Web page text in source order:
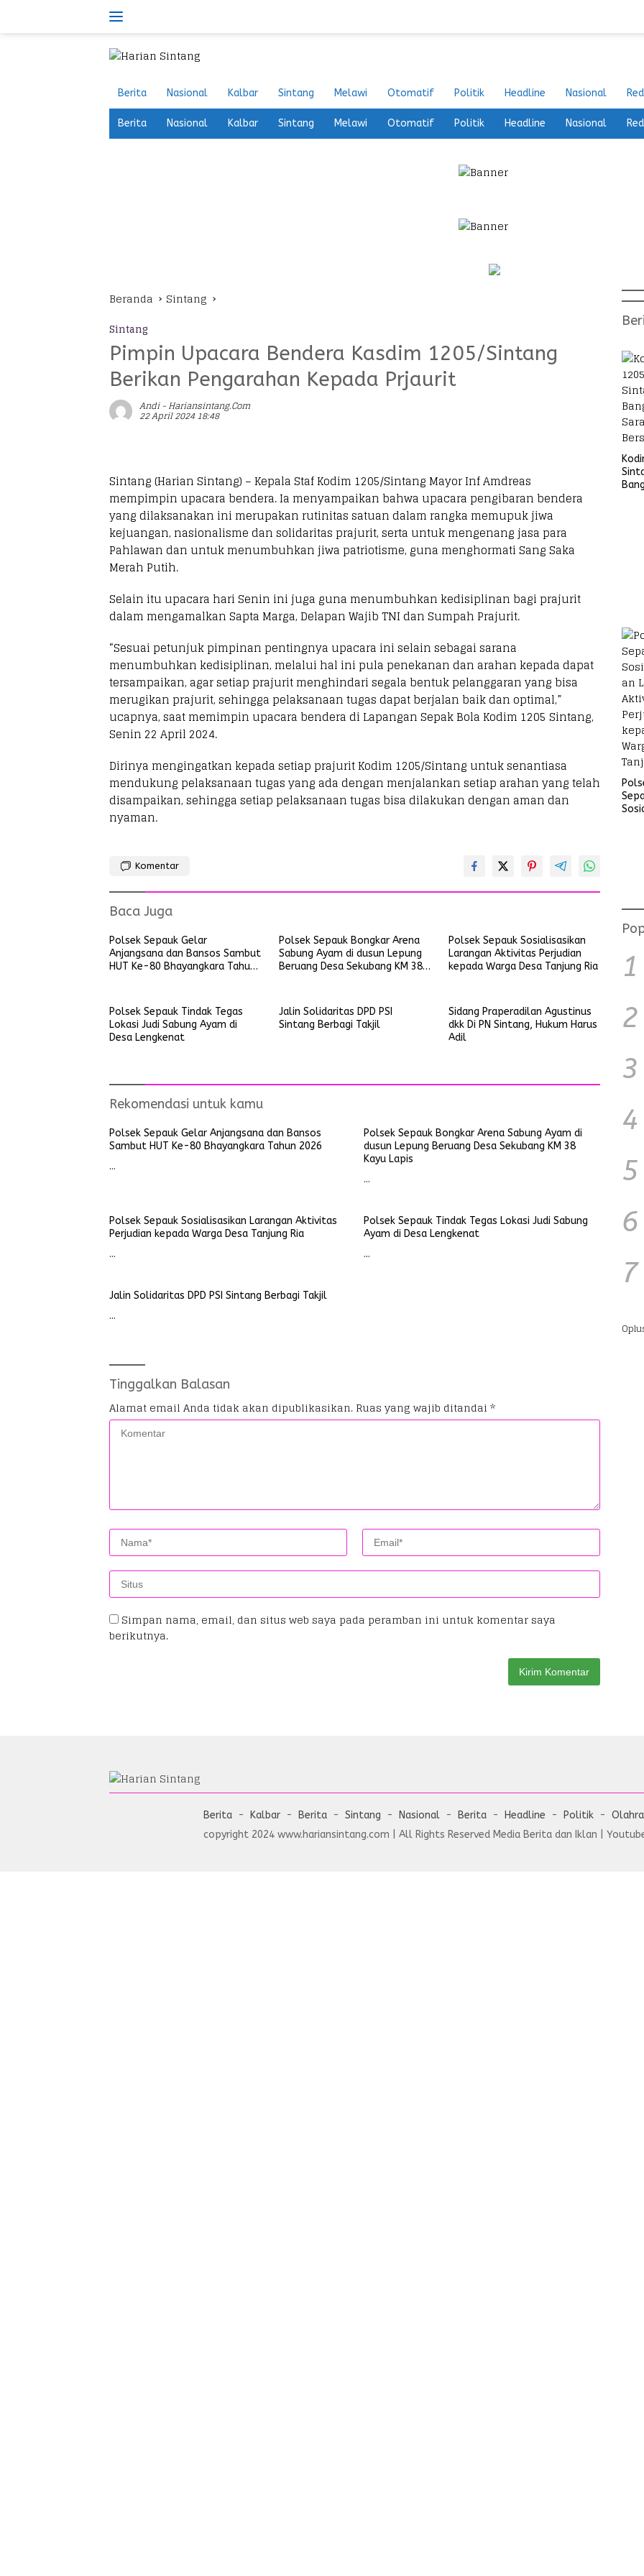
Berita Nasional Kalbar Sintang Melawi Otomatif Politik Headline Nasional
Berita Nasional Kalbar Sintang Melawi Otomatif Politik Headline Nasional
Beranda Sintang
Sintang
Pimpin Upacara Bendera Kasdim 1205/Sintang
Berikan Pengarahan Kepada Prjaurit
Andi - Hariansintang.com
22 April 2024 18:48
Sintang (Harian Sintang) – Kepala Staf Kodim 1205/Sintang Mayor Inf Amdreas
mempimpin upacara bendera. Ia menyampaikan bahwa upacara pengibaran bendera
yang dilaksanakan ini merupakan rutinitas satuan dalam rangka memupuk jiwa
kejuangan, nasionalisme dan solidaritas prajurit, serta untuk mengenang jasa para
Pahlawan dan untuk menumbuhkan jiwa patriotisme, guna menghormati Sang Saka
Merah Putih.
Selain itu upacara hari Senin ini juga guna menumbuhkan kedisiplinan bagi prajurit
dalam mengamalkan Sapta Marga, Delapan Wajib TNI dan Sumpah Prajurit.
“Sesuai petunjuk pimpinan pentingnya upacara ini selain sebagai sarana
menumbuhkan kedisiplinan, melalui hal ini pula penekanan dan arahan kepada dapat
tersampaikan, agar setiap prajurit menghindari segala bentuk pelanggaran yang bisa
merugikan prajurit, sehingga pelaksanaan tugas dapat berjalan baik dan optimal,”
ucapnya, saat memimpin upacara bendera di Lapangan Sepak Bola Kodim 1205 Sintang,
Senin 22 April 2024.
Dirinya mengingatkan kepada setiap prajurit Kodim 1205/Sintang untuk senantiasa
mendukung pelaksanaan tugas yang ada dengan menjalankan setiap arahan yang telah
disampaikan, sehingga setiap pelaksanaan tugas bisa dilakukan dengan aman dan
nyaman.
Komentar
Baca Juga
Polsek Sepauk Gelar
Anjangsana dan Bansos Sambut
HUT Ke-80 Bhayangkara Tahun
Polsek Sepauk Bongkar Arena
Sabung Ayam di dusun Lepung
Beruang Desa Sekubang KM 38
Polsek Sepauk Sosialisasikan
Larangan Aktivitas Perjudian
kepada Warga Desa Tanjung Ria
Polsek Sepauk Tindak Tegas
Lokasi Judi Sabung Ayam di
Desa Lengkenat
Jalin Solidaritas DPD PSI
Sintang Berbagi Takjil
Sidang Praperadilan Agustinus
dkk Di PN Sintang, Hukum Harus
Adil
Rekomendasi untuk kamu
Polsek Sepauk Gelar Anjangsana dan Bansos
Sambut HUT Ke-80 Bhayangkara Tahun 2026
…
Polsek Sepauk Bongkar Arena Sabung Ayam di
dusun Lepung Beruang Desa Sekubang KM 38
Kayu Lapis
…
Polsek Sepauk Sosialisasikan Larangan Aktivitas
Perjudian kepada Warga Desa Tanjung Ria
…
Polsek Sepauk Tindak Tegas Lokasi Judi Sabung
Ayam di Desa Lengkenat
…
Jalin Solidaritas DPD PSI Sintang Berbagi Takjil
…
Tinggalkan Balasan
Alamat email Anda tidak akan dipublikasikan. Ruas yang wajib ditandai *
Simpan nama, email, dan situs web saya pada peramban ini untuk komentar saya
berikutnya.
1
2
3
4
5
6
7
Berita Kalbar Berita Sintang Nasional Berita Headline Politik
copyright 2024 www.hariansintang.com | All Rights Reserved Media Berita dan Iklan |